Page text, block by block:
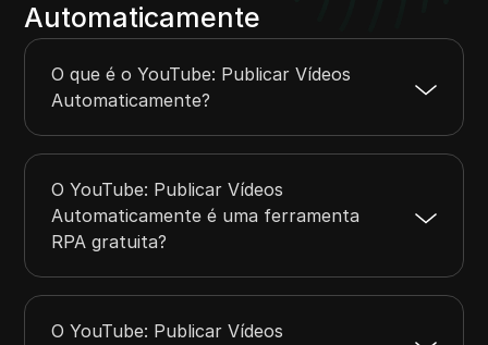
Automaticamente
O que é o YouTube: Publicar Vídeos
Automaticamente?
O YouTube: Publicar Vídeos
Automaticamente é uma ferramenta
RPA gratuita?
O YouTube: Publicar Vídeos